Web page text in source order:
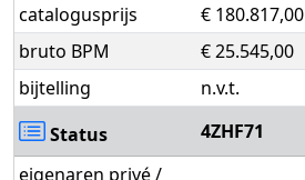
catalogusprijs
€ 180.817,00
bruto BPM
€ 25.545,00
bijtelling
n.v.t.
Status
4ZHF71
eigenaren privé /